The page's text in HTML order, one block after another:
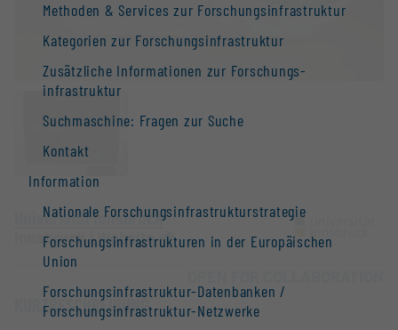
Methoden & Services zur Forschungs­infrastruktur
Kategorien zur Forschungs­infrastruktur
Zusätzliche Informationen zur Forschungs­
infrastruktur
Suchmaschine: Fragen zur Suche
Kontakt
Information
Nationale Forschungs­infrastruktur­strategie
Forschungs­infrastrukturen in der Europäischen
Union
Forschungs­infrastruktur-Datenbanken /
Forschungs­infrastruktur-Netzwerke
Universität Innsbruck
Innsbruck |Website
KURZBESCHREIBUNG